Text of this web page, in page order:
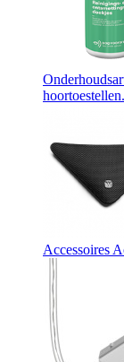
hoortoestellen.
Accessoires